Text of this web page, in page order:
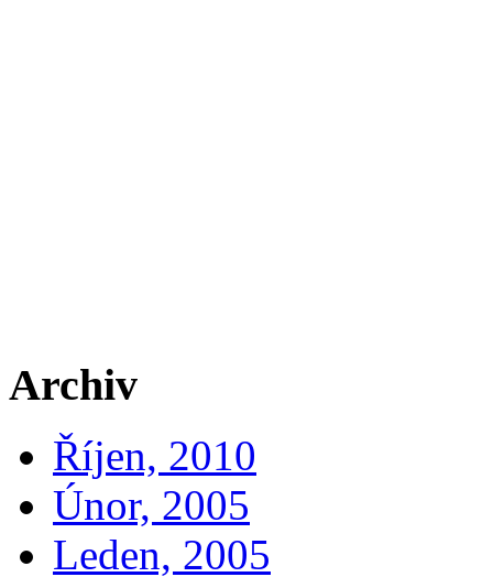
Archiv
Říjen, 2010
Únor, 2005
Leden, 2005